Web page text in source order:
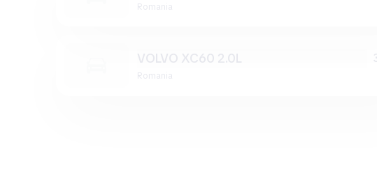
Romania
Romania